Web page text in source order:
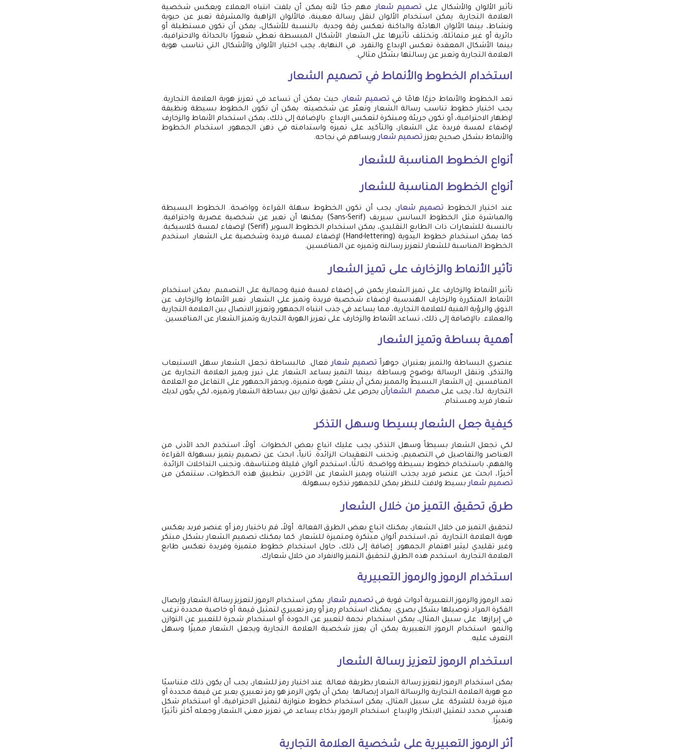
تأثير الألوان والأشكال على تصميم شعارمهم جدًا لأنه يمكن أن يلفت انتباه العملاء ويعكس شخصية
العلامة التجارية. يمكن استخدام الألوان لنقل رسالة معينة، فالألوان الزاهية والمشرقة تعبر عن حيوية
ونشاط، بينما الألوان الهادئة والداكنة تعكس رقة وجدية. بالنسبة للأشكال، يمكن أن تكون مستطيلة أو
دائرية أو غير متماثلة، وتختلف تأثيرها على الشعار. الأشكال المبسطة تعطي شعورًا بالحداثة والاحترافية،
بينما الأشكال المعقدة تعكس الإبداع والتفرد. في النهاية، يجب اختيار الألوان والأشكال التي تناسب هوية
العلامة التجارية وتعبر عن رسالتها بشكل مثالي.
استخدام الخطوط والأنماط في تصميم الشعار
تعد الخطوط والأنماط جزءًا هامًا فيتصميم شعار، حيث يمكن أن تساعد في تعزيز هوية العلامة التجارية.
يجب اختيار خطوط تناسب رسالة الشعار وتعبّر عن شخصيته. يمكن أن تكون الخطوط بسيطة ونظيفة
لإظهار الاحترافية، أو تكون جريئة ومبتكرة لتعكس الإبداع. بالإضافة إلى ذلك، يمكن استخدام الأنماط والزخارف
لإضفاء لمسة فريدة على الشعار، والتأكيد على تميزه واستدامته في ذهن الجمهور. استخدام الخطوط
والأنماط بشكل صحيح يعززتصميم شعار ويساهم في نجاحه.
أنواع الخطوط المناسبة للشعار
أنواع الخطوط المناسبة للشعار
عند اختيار الخطوط تصميم شعار، يجب أن تكون الخطوط سهلة القراءة وواضحة. الخطوط البسيطة
والمباشرة مثل الخطوط السانس سيريف (Sans-Serif) يمكنها أن تعبر عن شخصية عصرية واحترافية.
بالنسبة للشعارات ذات الطابع التقليدي، يمكن استخدام الخطوط السوير (Serif) لإضفاء لمسة كلاسيكية.
كما يمكن استخدام خطوط اليدوية (Hand-lettering) لإضفاء لمسة فريدة وشخصية على الشعار. استخدم
الخطوط المناسبة للشعار لتعزيز رسالته وتميزه عن المنافسين.
تأثير الأنماط والزخارف على تميز الشعار
تأثير الأنماط والزخارف على تميز الشعار يكمن في إضفاء لمسة فنية وجمالية على التصميم. يمكن استخدام
الأنماط المتكررة والزخارف الهندسية لإضفاء شخصية فريدة وتميز على الشعار. تعبر الأنماط والزخارف عن
الذوق والرؤية الفنية للعلامة التجارية، مما يساعد في جذب انتباه الجمهور وتعزيز الاتصال بين العلامة التجارية
والعملاء. بالإضافة إلى ذلك، تساعد الأنماط والزخارف على تعزيز الهوية التجارية وتميز الشعار عن المنافسين.
أهمية بساطة وتميز الشعار
عنصري البساطة والتميز يعتبران جوهراً تصميم شعارفعال. فالبساطة تجعل الشعار سهل الاستيعاب
والتذكر، وتنقل الرسالة بوضوح وبساطة. بينما التميز يساعد الشعار على تبرز ويميز العلامة التجارية عن
المنافسين. إن الشعار البسيط والمميز يمكن أن ينشئ هوية متميزة، ويحفز الجمهور على التفاعل مع العلامة
التجارية. لذا، يجب علىمصمم الشعارأن يحرص على تحقيق توازن بين بساطة الشعار وتميزه، لكي يكون لديك
شعار فريد ومستدام.
كيفية جعل الشعار بسيطا وسهل التذكر
لكي تجعل الشعار بسيطاً وسهل التذكر، يجب عليك اتباع بعض الخطوات. أولاً، استخدم الحد الأدنى من
العناصر والتفاصيل في التصميم، وتجنب التعقيدات الزائدة. ثانياً، ابحث عن تصميم يتميز بسهولة القراءة
والفهم، باستخدام خطوط بسيطة وواضحة. ثالثًا، استخدم ألوان قليلة ومتناسقة، وتجنب التداخلات الزائدة.
أخيرًا، ابحث عن عنصر فريد يجذب الانتباه ويميز الشعار عن الآخرين. بتطبيق هذه الخطوات، ستتمكن من
تصميم شعاربسيط ولافت للنظر يمكن للجمهور تذكره بسهولة.
طرق تحقيق التميز من خلال الشعار
لتحقيق التميز من خلال الشعار، يمكنك اتباع بعض الطرق الفعالة. أولاً، قم باختيار رمز أو عنصر فريد يعكس
هوية العلامة التجارية. ثم، استخدم ألوان مبتكرة ومتميزة للشعار. كما يمكنك تصميم الشعار بشكل مبتكر
وغير تقليدي ليثير اهتمام الجمهور. إضافة إلى ذلك، حاول استخدام خطوط متميزة وفريدة تعكس طابع
العلامة التجارية. استخدم هذه الطرق لتحقيق التميز والانفراد من خلال شعارك.
استخدام الرموز والرموز التعبيرية
تعد الرموز والرموز التعبيرية أدوات قوية فيتصميم شعار. يمكن استخدام الرموز لتعزيز رسالة الشعار وإيصال
الفكرة المراد توصيلها بشكل بصري. يمكنك استخدام رمز أو رمز تعبيري لتمثيل قيمة أو خاصية محددة ترغب
في إبرازها. على سبيل المثال، يمكن استخدام نجمة لتعبير عن الجودة أو استخدام شجرة للتعبير عن التوازن
والنمو. استخدام الرموز التعبيرية يمكن أن يعزز شخصية العلامة التجارية ويجعل الشعار مميزًا وسهل
التعرف عليه.
استخدام الرموز لتعزيز رسالة الشعار
يمكن استخدام الرموز لتعزيز رسالة الشعار بطريقة فعالة. عند اختيار رمز للشعار، يجب أن يكون ذلك متناسبًا
مع هوية العلامة التجارية والرسالة المراد إيصالها. يمكن أن يكون الرمز هو رمز تعبيري يعبر عن قيمة محددة أو
ميزة فريدة للشركة. على سبيل المثال، يمكن استخدام خطوط متوازنة لتمثيل الاحترافية، أو استخدام شكل
هندسي محدد لتمثيل الابتكار والإبداع. استخدام الرموز بذكاء يساعد في تعزيز معنى الشعار وجعله أكثر تأثيرًا
وتميزًا.
أثر الرموز التعبيرية على شخصية العلامة التجارية